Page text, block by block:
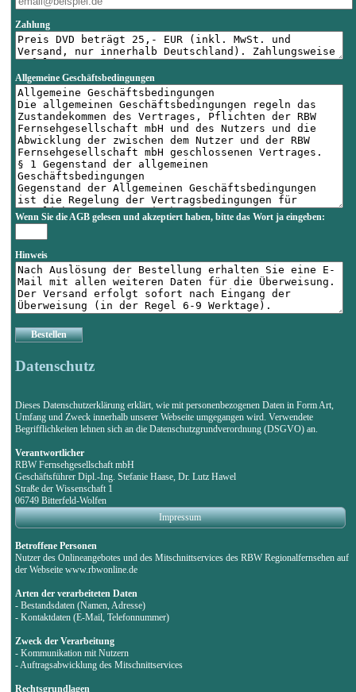
Zahlung
Allgemeine Geschäftsbedingungen
Wenn Sie die AGB gelesen und akzeptiert haben, bitte das Wort ja eingeben:
Hinweis
Bestellen
Datenschutz
Dieses Datenschutzerklärung erklärt, wie mit personenbezogenen Daten in Form Art,
Umfang und Zweck innerhalb unserer Webseite umgegangen wird. Verwendete
Begrifflichkeiten lehnen sich an die Datenschutzgrundverordnung (DSGVO) an.
Verantwortlicher
RBW Fernsehgesellschaft mbH
Geschäftsführer Dipl.-Ing. Stefanie Haase, Dr. Lutz Hawel
Straße der Wissenschaft 1
06749 Bitterfeld-Wolfen
Impressum
Betroffene Personen
Nutzer des Onlineangebotes und des Mitschnittservices des RBW Regionalfernsehen auf
der Webseite www.rbwonline.de
Arten der verarbeiteten Daten
- Bestandsdaten (Namen, Adresse)
- Kontaktdaten (E-Mail, Telefonnummer)
Zweck der Verarbeitung
- Kommunikation mit Nutzern
- Auftragsabwicklung des Mitschnittservices
Rechtsgrundlagen